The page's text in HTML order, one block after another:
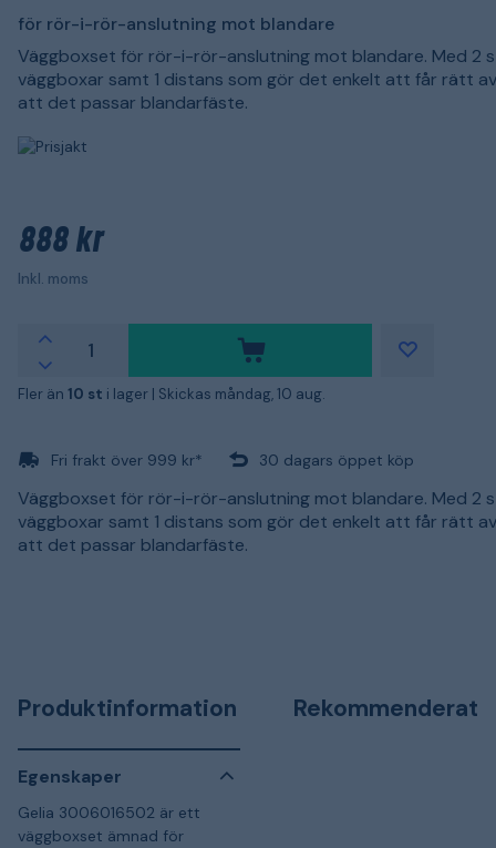
för rör-i-rör-anslutning mot blandare
Väggboxset för rör-i-rör-anslutning mot blandare. Med 2
väggboxar samt 1 distans som gör det enkelt att får rätt
att det passar blandarfäste.
888 kr
Inkl. moms
Fler än 10 st i lager | Skickas måndag, 10 aug.
Fri frakt över 999 kr* 30 dagars öppet köp
Väggboxset för rör-i-rör-anslutning mot blandare. Med 2
väggboxar samt 1 distans som gör det enkelt att får rätt
att det passar blandarfäste.
Produktinformation
Egenskaper
Gelia 3006016502 är ett
väggboxset ämnad för
Rekommenderat